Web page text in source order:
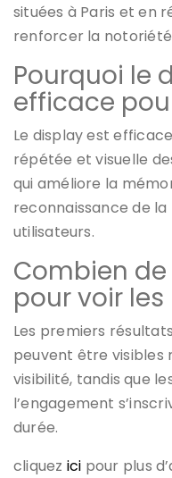
situées à Paris et en
renforcer la notoriété
Pourquoi le
efficace
Le display est
répétée et visuelle
qui améliore la
reconnaissance de
utilisateurs.
Combien
pour voir
Les premiers
peuvent être visibles
visibilité, tandis que
l’engagement
durée.
cliquez ici pour plus